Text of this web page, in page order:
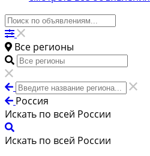
Все регионы
Россия
Искать по всей России
Искать по всей России